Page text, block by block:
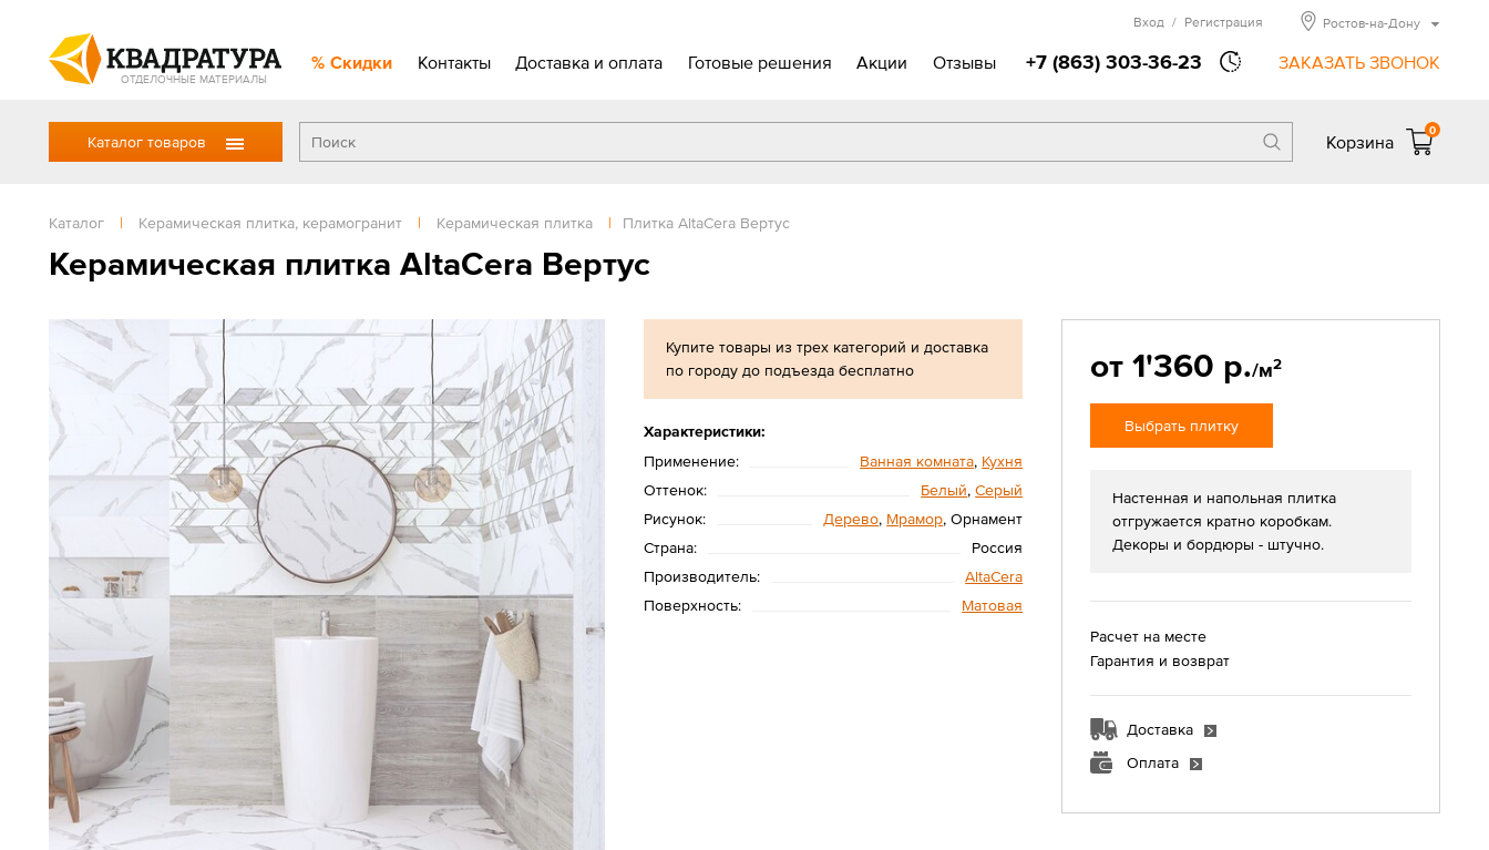
ОТДЕЛОЧНЫЕ МАТЕРИАЛЫ
Скидки Контакты Доставка и оплата Готовые решения Акции Отзывы +7 (863) 303-36-23 ЗАКАЗАТЬ ЗВОНОК
Вход / Регистрация Ростов-на-Дону
Каталог товаров Корзина
0
Каталог | Керамическая плитка, керамогранит | Керамическая плитка | Плитка AltaCera Вертус
Керамическая плитка AltaCera Вертус
Купите товары из трех категорий и доставка
по городу до подъезда бесплатно
Характеристики:
Применение:
Ванная комната, Кухня
Оттенок:
Белый,Серый
Рисунок:
Дерево, Мрамор, Орнамент
Страна:
Россия
Производитель:
AltaCera
Поверхность:
Матовая
от 1'360 р./м2
Выбрать плитку
Настенная и напольная плитка
отгружается кратно коробкам.
Декоры и бордюры - штучно.
Расчет на месте
Гарантия и возврат
Доставка
Оплата